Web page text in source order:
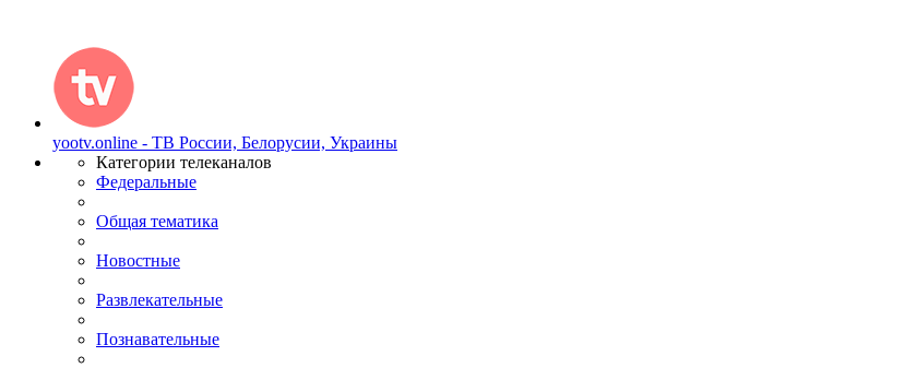
yootv.online - ТВ России, Белорусии, Украины
Категории телеканалов
Федеральные
Общая тематика
Новостные
Развлекательные
Познавательные